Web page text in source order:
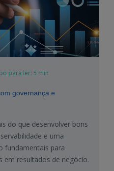
para ler: 5 min
governança e
do que desenvolver bons
e uma
fundamentais para
resultados de negócio.